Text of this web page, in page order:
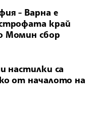
- Варна е
край
Момин сбор
настилки са
от началото на